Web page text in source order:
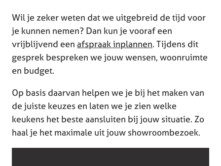
Wil je zeker weten dat we uitgebreid de tijd voor
je kunnen nemen? Dan kun je vooraf een
vrijblijvend een afspraak inplannen. Tijdens dit
gesprek bespreken we jouw wensen, woonruimte
en budget.
Op basis daarvan helpen we je bij het maken van
de juiste keuzes en laten we je zien welke
keukens het beste aansluiten bij jouw situatie. Zo
haal je het maximale uit jouw showroombezoek.